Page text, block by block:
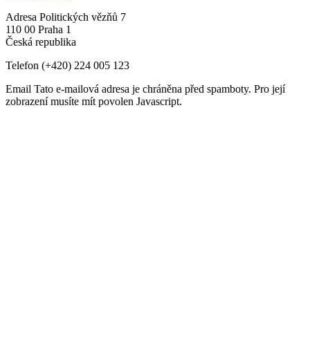
Adresa Politických vězňů 7
110 00 Praha 1
Česká republika
Telefon (+420) 224 005 123
Email Tato e-mailová adresa je chráněna před spamboty. Pro její
zobrazení musíte mít povolen Javascript.